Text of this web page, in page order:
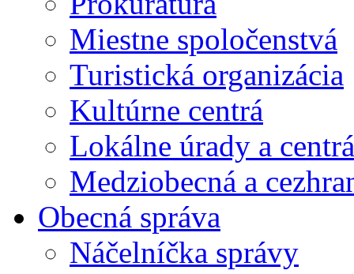
Miestne spoločenstvá
Turistická organizácia
Kultúrne centrá
Lokálne úrady a centrá
Medziobecná a
Obecná správa
Náčelníčka správy